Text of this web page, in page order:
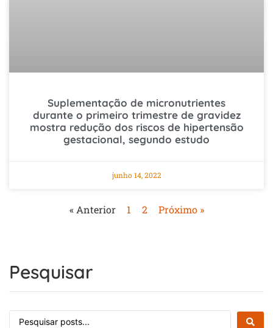
Suplementação de micronutrientes
durante o primeiro trimestre de gravidez
mostra redução dos riscos de hipertensão
gestacional, segundo estudo
junho 14, 2022
« Anterior 1 2 Próximo »
Pesquisar